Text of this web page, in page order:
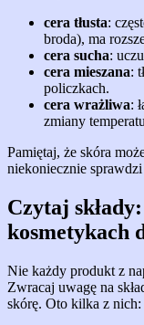
cera tłusta:
broda), ma
cera sucha:
cera mieszana:
policzkach.
cera wrażliwa:
zmiany
Pamiętaj, że skóra
niekoniecznie sprawdzi
Czytaj
kosmetykach
Nie każdy produkt z
Zwracaj uwagę na
skórę. Oto kilka z nich: